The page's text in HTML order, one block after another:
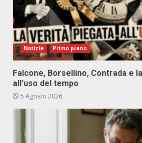
Notizie Primo piano
Falcone, Borsellino, Contrada e
all’uso del tempo
5 Agosto 2026